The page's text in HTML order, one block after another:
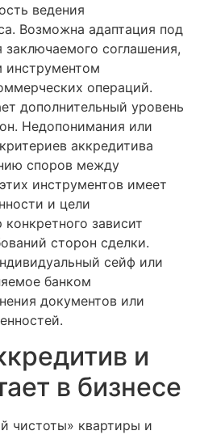
ведения
Возможна адаптация под
соглашения,
инструментом
операций.
дополнительный уровень
Недопонимания или
аккредитива
споров между
инструментов имеет
и цели
зависит
сторон сделки.
сейф или
банком
документов или
и
в бизнесе
чистоты» квартиры и